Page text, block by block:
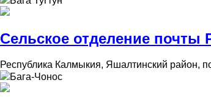
Сельское отделение почты
Республика Калмыкия, Яшалтинский район,
Бага-Чонос